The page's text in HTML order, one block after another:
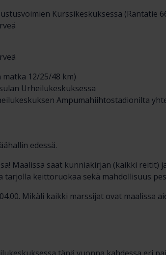
Kurssikeskuksessa (Rantatie
12/25/48 km)
Urheilukeskuksessa
Ampumahiihtostadionilta
edessä.
Maalissa saat kunniakirjan (kaikki reitit)
tarjolla keittoruokaa sekä mahdollisuus
Mikäli kaikki marssijat ovat maalissa